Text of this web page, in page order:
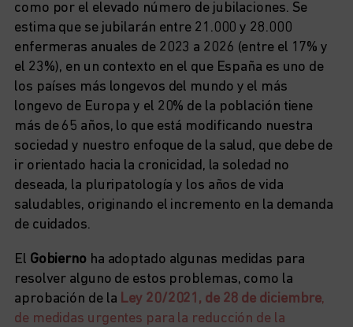
como por el elevado número de jubilaciones. Se
estima que se jubilarán entre 21.000 y 28.000
enfermeras anuales de 2023 a 2026 (entre el 17% y
el 23%), en un contexto en el que España es uno de
los países más longevos del mundo y el más
longevo de Europa y el 20% de la población tiene
más de 65 años, lo que está modificando nuestra
sociedad y nuestro enfoque de la salud, que debe de
ir orientado hacia la cronicidad, la soledad no
deseada, la pluripatología y los años de vida
saludables, originando el incremento en la demanda
de cuidados.
El Gobiernoha adoptado algunas medidas para
resolver alguno de estos problemas, como la
aprobación de la Ley 20/2021, de 28 de diciembre,
de medidas urgentes para la reducción de la